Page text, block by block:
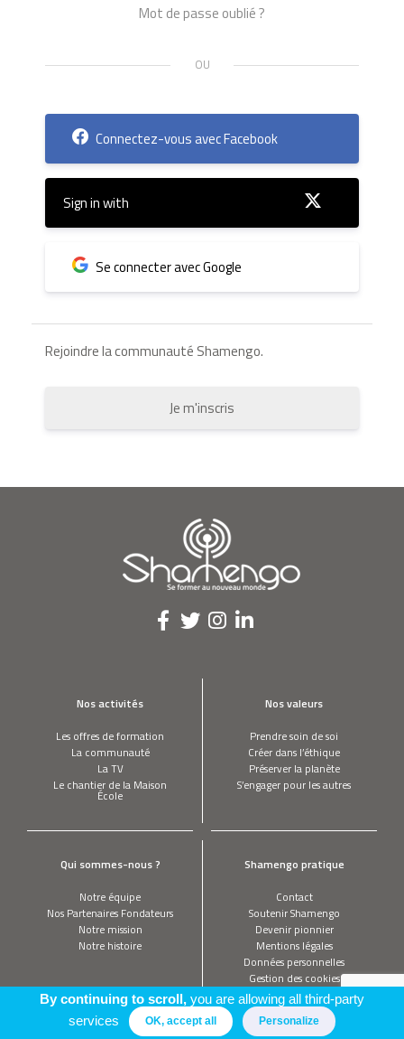
Mot de passe oublié ?
Connectez-vous avec Facebook
Sign in with
Se connecter avec Google
Rejoindre la communauté Shamengo.
Je m'inscris
Nos activités
Les offres de formation
La communauté
La TV
Le chantier de la Maison
École
Nos valeurs
Prendre soin de soi
Créer dans l’éthique
Préserver la planète
S’engager pour les autres
Qui sommes-nous ?
Notre équipe
Nos Partenaires Fondateurs
Notre mission
Notre histoire
Shamengo pratique
Contact
Soutenir Shamengo
Devenir pionnier
Mentions légales
Données personnelles
Gestion des cookies
By continuing to scroll,you are allowing all third-party
services
OK, accept all Personalize